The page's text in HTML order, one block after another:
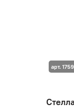
арт. 1759